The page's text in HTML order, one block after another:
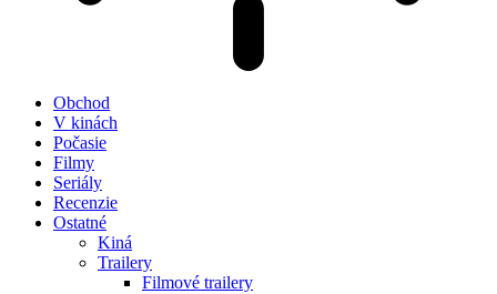
Obchod
V kinách
Počasie
Filmy
Seriály
Recenzie
Ostatné
Kiná
Trailery
Filmové trailery